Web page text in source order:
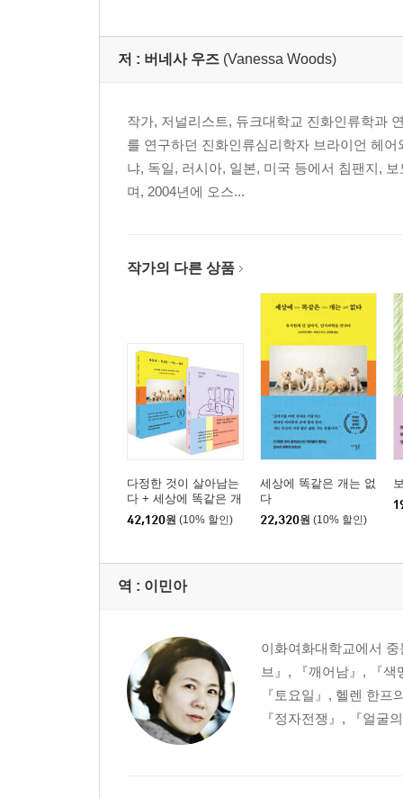
저 : 버네사 우즈 (Vanessa Woods)
작가, 저널리스트, 듀크대학교 진화인류학과
를 연구하던 진화인류심리학자 브라이언 헤
냐, 독일, 러시아, 일본, 미국 등에서 침팬지,
며, 2004년에 오스...
작가의 다른 상품
다정한 것이 살아남는
다 + 세상에 똑같은 개
는 없다 세트
42,120원 (10% 할인)
세상에 똑같은 개는 없
다
22,320원 (10% 할인)
역 : 이민아
이화여화대학교에서
브』, 『깨어남』, 『
『토요일』, 헬렌 한
『정자전쟁』, 『얼굴